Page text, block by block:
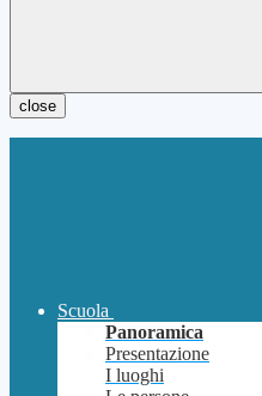
close
Scuola
Panoramica
Presentazione
I luoghi